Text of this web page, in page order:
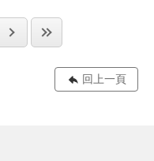
回上一頁